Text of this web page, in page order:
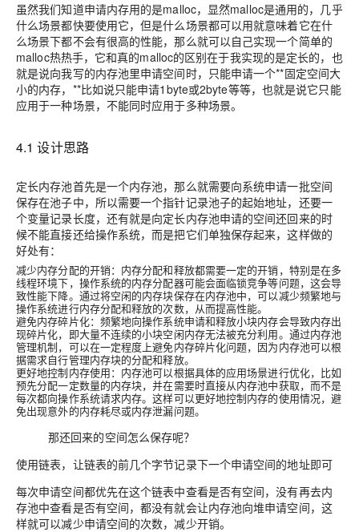
虽然我们知道申请内存用的是malloc，显然malloc是通用的，几乎
什么场景都快要使用它，但是什么场景都可以用就意味着它在什
么场景下都不会有很高的性能，那么就可以自己实现一个简单的
malloc热热手，它和真的malloc的区别在于我实现的是定长的，也
就是说向我写的内存池里申请空间时，只能申请一个**固定空间大
小的内存，**比如说只能申请1byte或2byte等等，也就是说它只能
应用于一种场景，不能同时应用于多种场景。
4.1 设计思路
定长内存池首先是一个内存池，那么就需要向系统申请一批空间
保存在池子中，所以需要一个指针记录池子的起始地址，还要一
个变量记录长度，还有就是向定长内存池申请的空间还回来的时
候不能直接还给操作系统，而是把它们单独保存起来，这样做的
好处有：
减少内存分配的开销：内存分配和释放都需要一定的开销，特别是在多
线程环境下，操作系统的内存分配器可能会面临锁竞争等问题，这会导
致性能下降。通过将空闲的内存块保存在内存池中，可以减少频繁地与
操作系统进行内存分配和释放的次数，从而提高性能。
避免内存碎片化：频繁地向操作系统申请和释放小块内存会导致内存出
现碎片化，即大量不连续的小块空闲内存无法被充分利用。通过内存池
管理机制，可以在一定程度上避免内存碎片化问题，因为内存池可以根
据需求自行管理内存块的分配和释放。
更好地控制内存使用：内存池可以根据具体的应用场景进行优化，比如
预先分配一定数量的内存块，并在需要时直接从内存池中获取，而不是
每次都向操作系统请求内存。这样可以更好地控制内存的使用情况，避
免出现意外的内存耗尽或内存泄漏问题。
那还回来的空间怎么保存呢？
使用链表，让链表的前几个字节记录下一个申请空间的地址即可
每次申请空间都优先在这个链表中查看是否有空间，没有再去内
存池中查看是否有空间，都没有就会让内存池向堆申请空间，这
样就可以减少申请空间的次数，减少开销。